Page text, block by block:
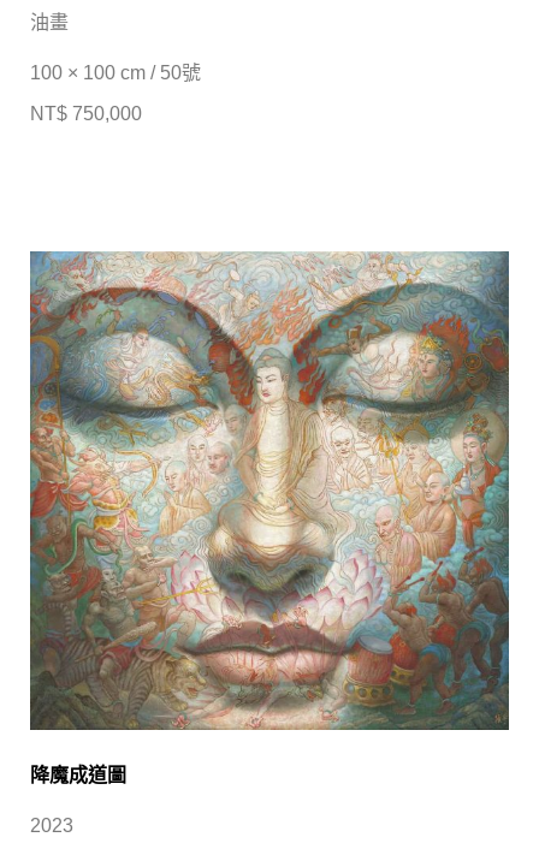
油畫
100 × 100 cm / 50號
NT$ 750,000
降魔成道圖
2023